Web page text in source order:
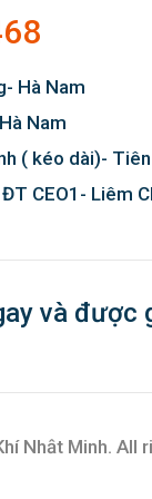
Hà Nam
Nam
( kéo dài)-
CEO1- Liêm
và được
Nhật Minh. All